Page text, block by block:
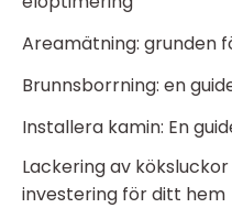
Areamätning: grunden
Brunnsborrning: en
Installera kamin: En
Lackering av
investering för ditt hem